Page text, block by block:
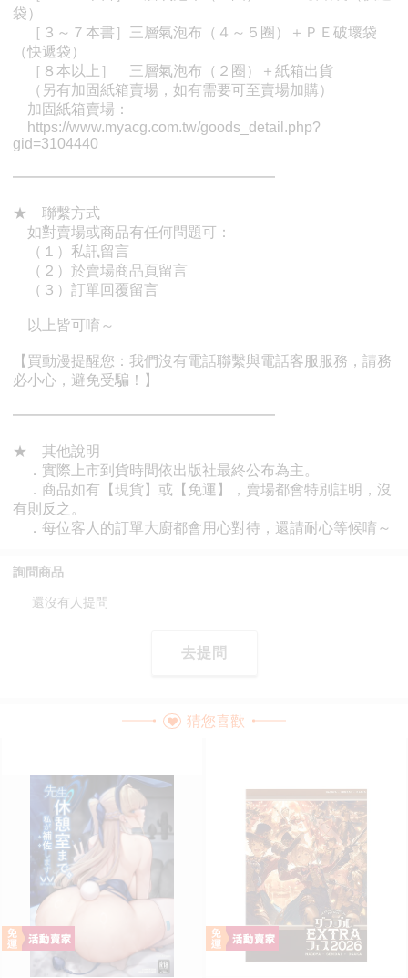
詢問商品
還沒有人提問
去提問
猜您喜歡